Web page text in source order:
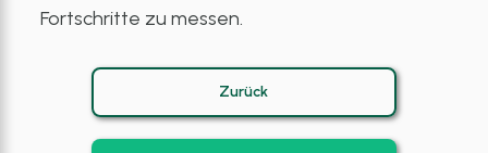
Fortschritte zu messen.
Zurück